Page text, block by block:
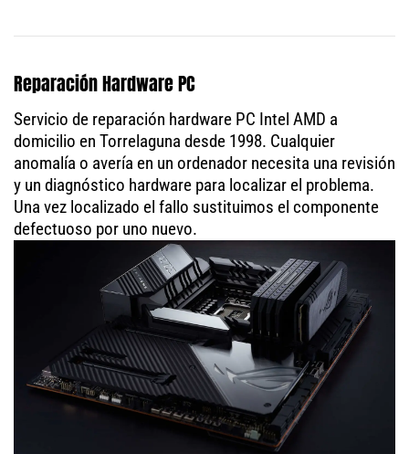
Reparación Hardware PC
Servicio de reparación hardware PC Intel AMD a
domicilio en Torrelaguna desde 1998. Cualquier
anomalía o avería en un ordenador necesita una revisión
y un diagnóstico hardware para localizar el problema.
Una vez localizado el fallo sustituimos el componente
defectuoso por uno nuevo.